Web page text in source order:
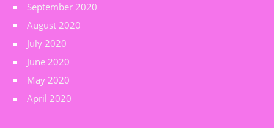
September 2020
August 2020
July 2020
June 2020
May 2020
April 2020